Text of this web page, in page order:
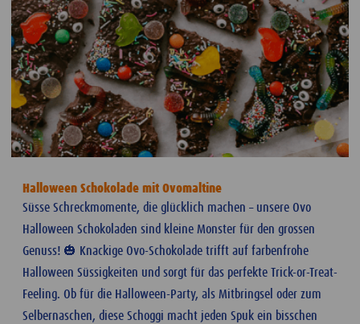
Halloween Schokolade mit Ovomaltine
Süsse Schreckmomente, die glücklich machen – unsere Ovo
Halloween Schokoladen sind kleine Monster für den grossen
Genuss! 🎃 Knackige Ovo-Schokolade trifft auf farbenfrohe
Halloween Süssigkeiten und sorgt für das perfekte Trick-or-Treat-
Feeling. Ob für die Halloween-Party, als Mitbringsel oder zum
Selbernaschen, diese Schoggi macht jeden Spuk ein bisschen